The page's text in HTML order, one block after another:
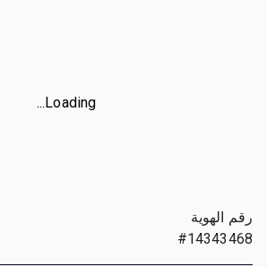
Loading...
رقم الهوية
#14343468